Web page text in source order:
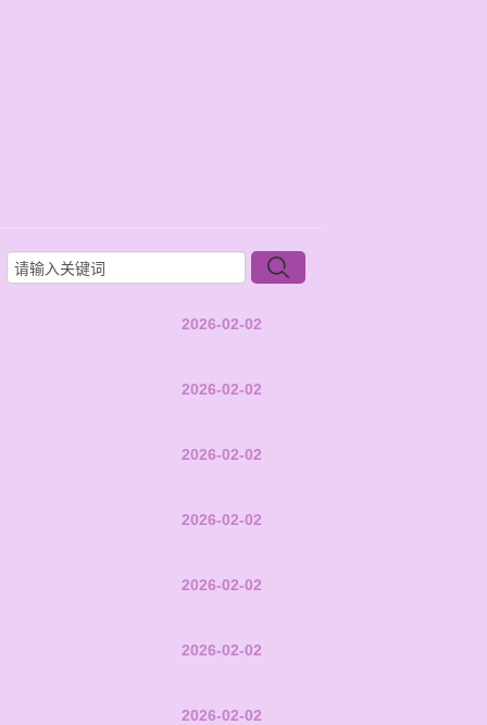
2026-02-02
2026-02-02
2026-02-02
2026-02-02
2026-02-02
2026-02-02
2026-02-02